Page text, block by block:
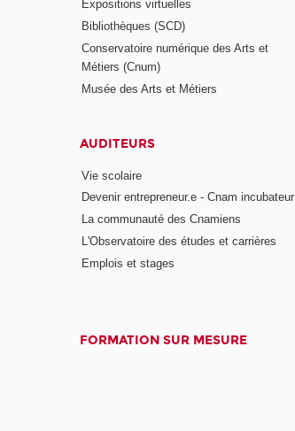
Expositions virtuelles
Bibliothèques (SCD)
Conservatoire numérique des Arts et
Métiers (Cnum)
Musée des Arts et Métiers
AUDITEURS
Vie scolaire
Devenir entrepreneur.e - Cnam incubateur
La communauté des Cnamiens
L'Observatoire des études et carrières
Emplois et stages
FORMATION SUR MESURE